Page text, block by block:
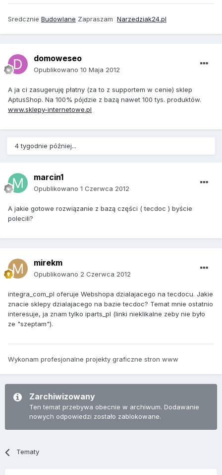
Sredcznie Budowlane Zapraszam Narzedziak24.pl
domoweseo
Opublikowano 10 Maja 2012
A ja ci zasugeruję płatny (za to z supportem w cenie) sklep
AptusShop. Na 100% pójdzie z bazą nawet 100 tys. produktów.
www.sklepy-internetowe.pl
4 tygodnie później...
marcin1
Opublikowano 1 Czerwca 2012
A jakie gotowe rozwiązanie z bazą części ( tecdoc ) byście
polecili?
mirekm
Opublikowano 2 Czerwca 2012
integra_com_pl oferuje Webshopa dzialajacego na tecdocu. Jakie
znacie sklepy dzialajacego na bazie tecdoc? Temat mnie ostatnio
interesuje, ja znam tylko iparts_pl (linki nieklikalne zeby nie było
ze "szeptam").
Wykonam profesjonalne projekty graficzne stron www
Zarchiwizowany
Ten temat przebywa obecnie w archiwum. Dodawanie
nowych odpowiedzi zostało zablokowane.
Tematy